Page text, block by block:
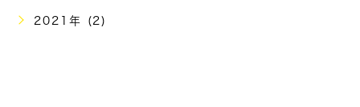
2021年 (2)